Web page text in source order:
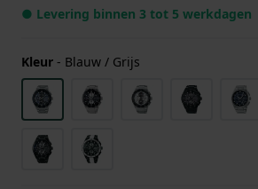
● Levering binnen 3 tot 5 werkdagen
Kleur - Blauw / Grijs